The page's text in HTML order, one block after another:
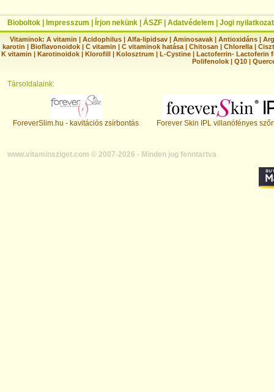
Bioboltok Impresszum Írjon nekünk ÁSZF Adatvédelem Jogi nyilatkozat
Vitaminok: A vitamin |Acidophilus |Alfa-lipidsav |Aminosavak |Antioxidáns |
karotin
Bioflavonoidok C vitamin C vitaminok hatása| Chitosan Chlorella|
K vitamin
Karotinoidok Klorofill Kolosztrum L-Cystine
Lactoferrin- Lactoferin
Polifenolok |Q10 |
Társoldalaink:
ForeverSlim.hu - kavitációs zsírbontás Forever Skin IPL villanófényes
www.vitaminsziget.com © 2007-2026 - Minden jog fenntartva